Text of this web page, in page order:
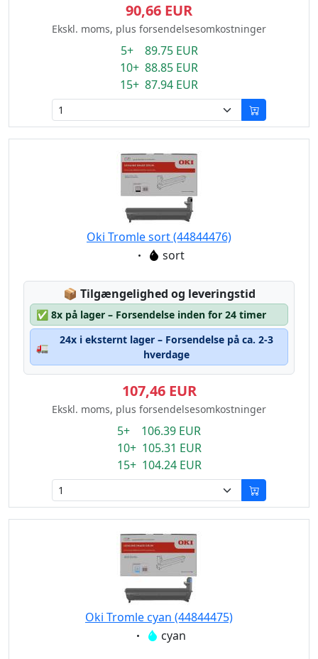
90,66 EUR
Ekskl. moms, plus forsendelsesomkostninger
5+ 89.75 EUR
10+ 88.85 EUR
15+ 87.94 EUR
Oki Tromle sort (44844476)
Eigenschaft:
sort
📦 Lagerstatus:
Tilgængelighed og leveringstid
✅ 8x på lager – Forsendelse inden for 24 timer
🚛
24x i eksternt lager – Forsendelse på ca. 2-3
hverdage
107,46 EUR
Ekskl. moms, plus forsendelsesomkostninger
5+ 106.39 EUR
10+ 105.31 EUR
15+ 104.24 EUR
Oki Tromle cyan (44844475)
Eigenschaft:
cyan